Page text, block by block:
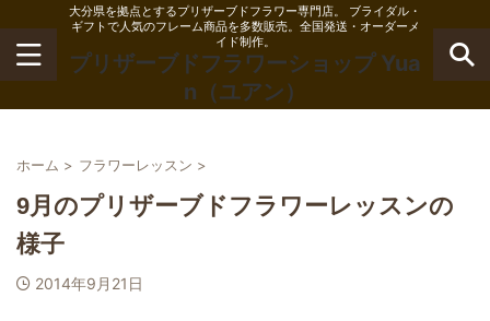
大分県を拠点とするプリザーブドフラワー専門店。 ブライダル・
ギフトで人気のフレーム商品を多数販売。全国発送・オーダーメ
イド制作。
プリザーブドフラワーショップ Yua
n（ユアン）
ホーム > フラワーレッスン >
9月のプリザーブドフラワーレッスンの
様子
2014年9月21日